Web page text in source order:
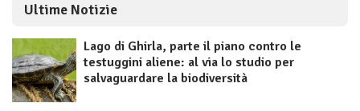
Ultime Notizie
Lago di Ghirla, parte il piano contro le
testuggini aliene: al via lo studio per
salvaguardare la biodiversità